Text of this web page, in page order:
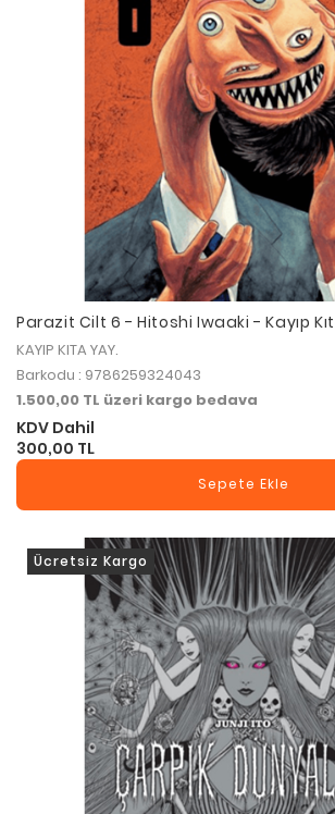
Parazit Cilt 6 - Hitoshi Iwaaki - Kayıp
KAYIP KITA YAY.
Barkodu : 9786259324043
1.500,00 TL üzeri kargo bedava
KDV Dahil
300,00 TL
Sepete Ekle
Ücretsiz Kargo